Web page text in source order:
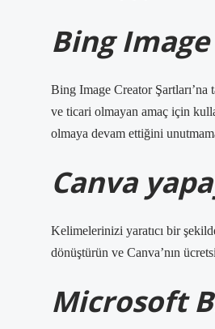
Bing
Bing Image Creator
ve ticari olmayan amaç için
olmaya devam ettiğini
Canva
Kelimelerinizi yaratıcı bir
dönüştürün ve Canva’nın
Microsoft